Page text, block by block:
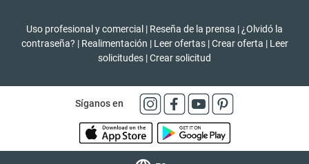
Uso profesional y comercial | Reseña de la prensa | ¿Olvidó la
contraseña? | Realimentación | Leer ofertas | Crear oferta | Leer
solicitudes |Crear solicitud
Síganos en